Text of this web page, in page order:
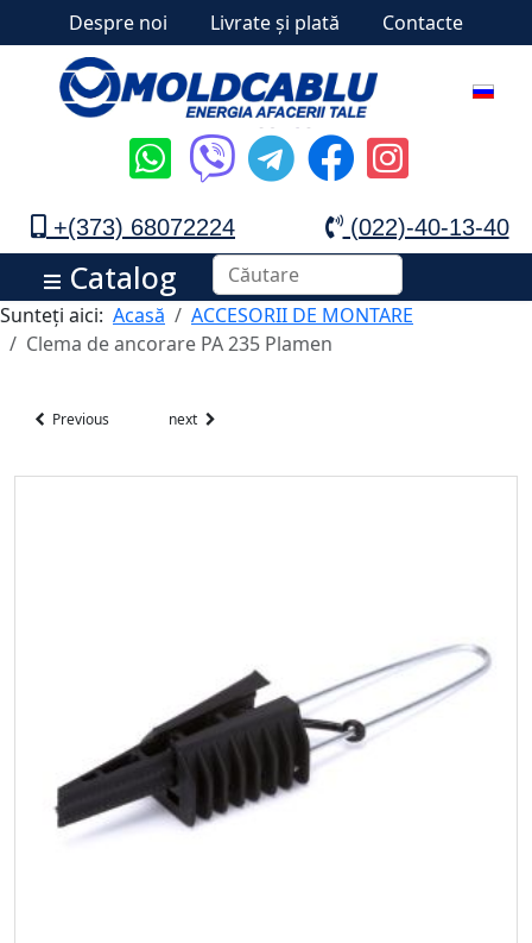
Despre noi Livrate și plată Contacte
+(373) 68072224 (022)-40-13-40
Catalog
Sunteți aici: Acasă
ACCESORII DE MONTARE
Clema de ancorare PA 235 Plamen
Previous next